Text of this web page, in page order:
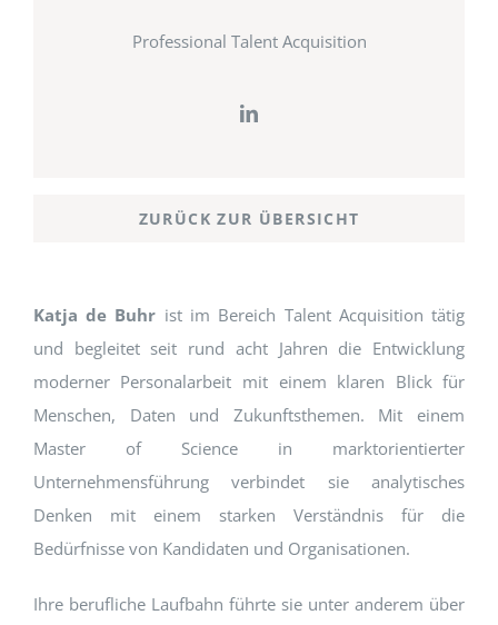
Professional Talent Acquisition
ZURÜCK ZUR ÜBERSICHT
Katja de Buhr ist im Bereich Talent Acquisition tätig
und begleitet seit rund acht Jahren die Entwicklung
moderner Personalarbeit mit einem klaren Blick für
Menschen, Daten und Zukunftsthemen. Mit einem
Master of Science in marktorientierter
Unternehmensführung verbindet sie analytisches
Denken mit einem starken Verständnis für die
Bedürfnisse von Kandidaten und Organisationen.
Ihre berufliche Laufbahn führte sie unter anderem über